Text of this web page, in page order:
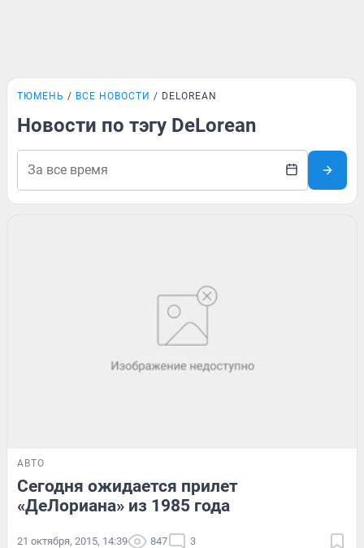
ТЮМЕНЬ ВСЕ НОВОСТИ DELOREAN
Новости по тэгу DeLorean
АВТО
Сегодня ожидается прилет
«ДеЛориана» из 1985 года
21 октября, 2015, 14:39 847 3